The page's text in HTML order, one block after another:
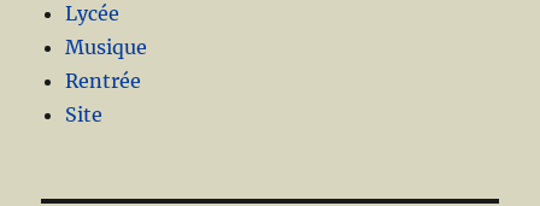
Lycée
Musique
Rentrée
Site